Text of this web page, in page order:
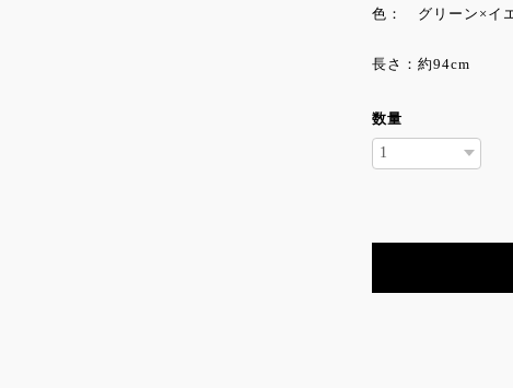
色： グリーン×イ
長さ：約94cm
数量